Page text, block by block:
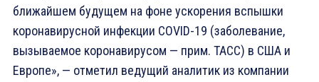
ближайшем будущем на фоне ускорения вспышки
коронавирусной инфекции COVID-19 (заболевание,
вызываемое коронавирусом — прим. ТАСС) в США и
Европе», — отметил ведущий аналитик из компании